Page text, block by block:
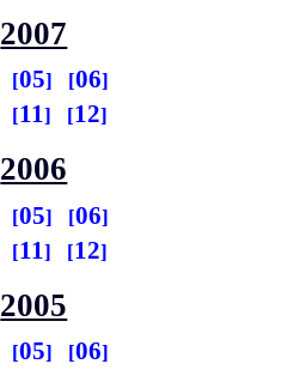
2007
05
06
11 12
2006
05
06
11 12
2005
05
06